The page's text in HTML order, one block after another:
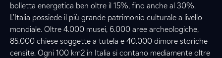
bolletta energetica ben oltre il 15%, fino anche al 30%.
L'Italia possiede il più grande patrimonio culturale a livello
mondiale. Oltre 4.000 musei, 6.000 aree archeologiche,
85.000 chiese soggette a tutela e 40.000 dimore storiche
censite. Ogni 100 km2 in Italia si contano mediamente oltre